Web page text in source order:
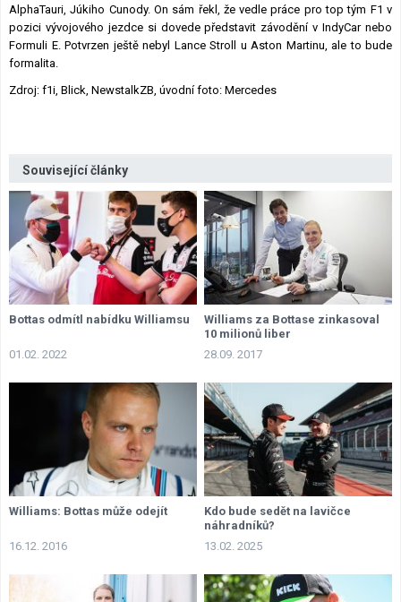
AlphaTauri, Júkiho Cunody. On sám řekl, že vedle práce pro top tým F1 v
pozici vývojového jezdce si dovede představit závodění v IndyCar nebo
Formuli E. Potvrzen ještě nebyl Lance Stroll u Aston Martinu, ale to bude
formalita.
Zdroj: f1i, Blick, NewstalkZB, úvodní foto: Mercedes
Související články
Bottas odmítl nabídku Williamsu
01.02. 2022
Williams za Bottase zinkasoval
10 milionů liber
28.09. 2017
Williams: Bottas může odejít
16.12. 2016
Kdo bude sedět na lavičce
náhradníků?
13.02. 2025